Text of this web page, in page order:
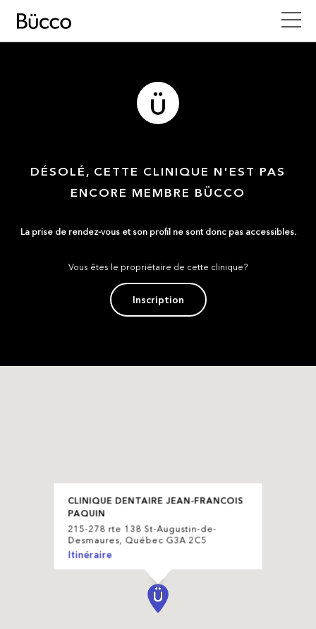
DÉSOLÉ, CETTE CLINIQUE N'EST PAS
ENCORE MEMBRE BÜCCO
La prise de rendez-vous et son profil ne sont donc pas accessibles.
Vous êtes le propriétaire de cette clinique?
Inscription
CLINIQUE DENTAIRE JEAN-FRANCOIS
PAQUIN
215-278 rte 138 St-Augustin-de-
Desmaures, Québec G3A 2C5
Itinéraire